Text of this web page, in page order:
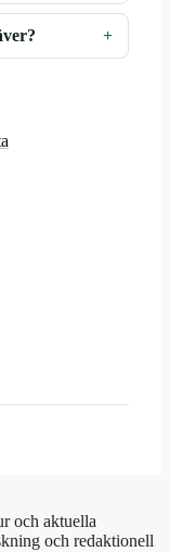
och aktuella
och redaktionell